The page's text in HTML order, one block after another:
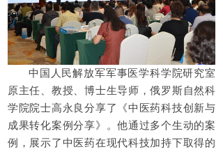
中国人民解放军军事医学科学院研究室
原主任、教授、博士生导师，俄罗斯自然科
学院院士高永良分享了《中医药科技创新与
成果转化案例分享》。他通过多个生动的案
例，展示了中医药在现代科技加持下取得的